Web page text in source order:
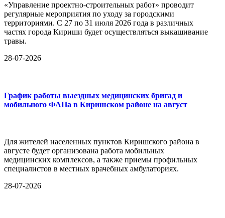
«Управление проектно-строительных работ» проводит
регулярные мероприятия по уходу за городскими
территориями. С 27 по 31 июля 2026 года в различных
частях города Кириши будет осуществляться выкашивание
травы.
28-07-2026
График работы выездных медицинских бригад и
мобильного ФАПа в Киришском районе на август
Для жителей населенных пунктов Киришского района в
августе будет организована работа мобильных
медицинских комплексов, а также приемы профильных
специалистов в местных врачебных амбулаториях.
28-07-2026